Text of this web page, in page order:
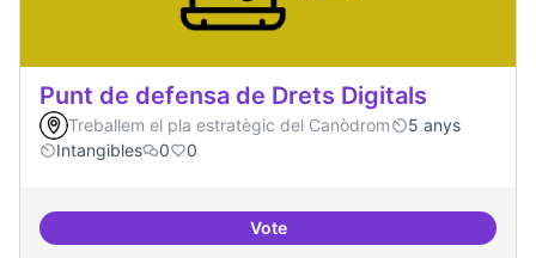
Punt de defensa de Drets Digitals
Treballem el pla estratègic del Canòdrom
5 anys
Intangibles
0 0
VotePunt de defensa de Drets Digitals